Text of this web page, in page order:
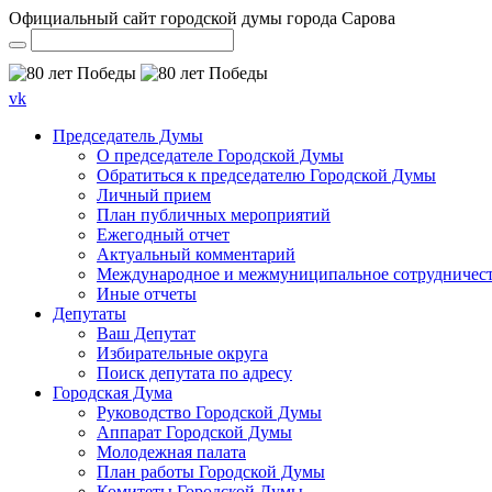
Официальный сайт городской думы города Сарова
vk
Председатель Думы
О председателе Городской Думы
Обратиться к председателю Городской Думы
Личный прием
План публичных мероприятий
Ежегодный отчет
Актуальный комментарий
Международное и межмуниципальное
Иные отчеты
Депутаты
Ваш Депутат
Избирательные округа
Поиск депутата по адресу
Городская Дума
Руководство Городской Думы
Аппарат Городской Думы
Молодежная палата
План работы Городской Думы